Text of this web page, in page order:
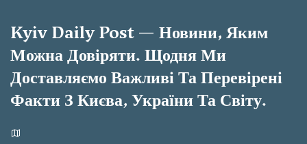
Kyiv Daily Post — Новини, Яким
Можна Довіряти. Щодня Ми
Доставляємо Важливі Та Перевірені
Факти З Києва, України Та Світу.